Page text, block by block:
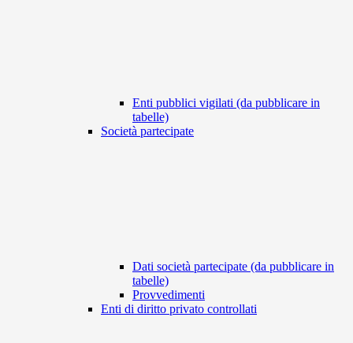
Enti pubblici vigilati (da pubblicare in
tabelle)
Società partecipate
Dati società partecipate (da pubblicare in
tabelle)
Provvedimenti
Enti di diritto privato controllati